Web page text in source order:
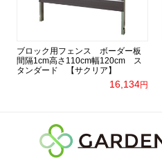
ブロック用フェンス ボーダー板
間隔1cm高さ110cm幅120cm ス
タンダード 【サクリア】
16,134円